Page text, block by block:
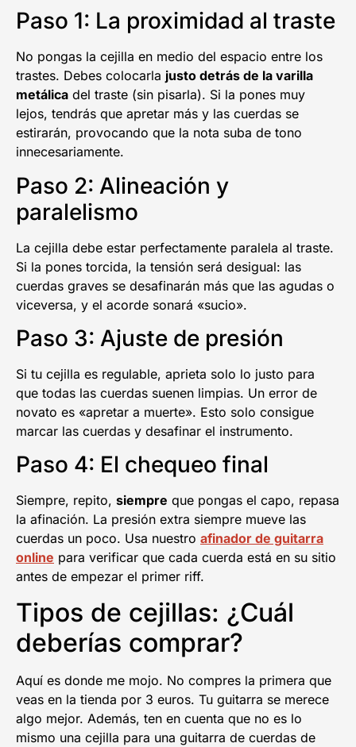
Paso 1: La proximidad al traste
No pongas la cejilla en medio del espacio entre los
trastes. Debes colocarla justo detrás de la varilla
metálica del traste (sin pisarla). Si la pones muy
lejos, tendrás que apretar más y las cuerdas se
estirarán, provocando que la nota suba de tono
innecesariamente.
Paso 2: Alineación y
paralelismo
La cejilla debe estar perfectamente paralela al traste.
Si la pones torcida, la tensión será desigual: las
cuerdas graves se desafinarán más que las agudas o
viceversa, y el acorde sonará «sucio».
Paso 3: Ajuste de presión
Si tu cejilla es regulable, aprieta solo lo justo para
que todas las cuerdas suenen limpias. Un error de
novato es «apretar a muerte». Esto solo consigue
marcar las cuerdas y desafinar el instrumento.
Paso 4: El chequeo final
Siempre, repito, siempre que pongas el capo, repasa
la afinación. La presión extra siempre mueve las
cuerdas un poco. Usa nuestro afinador de guitarra
online para verificar que cada cuerda está en su sitio
antes de empezar el primer riff.
Tipos de cejillas: ¿Cuál
deberías comprar?
Aquí es donde me mojo. No compres la primera que
veas en la tienda por 3 euros. Tu guitarra se merece
algo mejor. Además, ten en cuenta que no es lo
mismo una cejilla para una guitarra de cuerdas de